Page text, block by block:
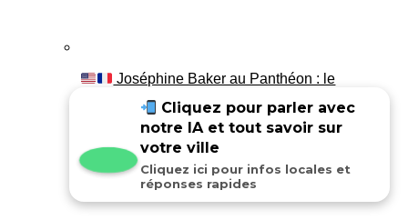
Joséphine Baker au Panthéon : le
Cliquez pour parler avec
notre IA et tout savoir sur
votre ville
Cliquez ici pour infos locales et
réponses rapides